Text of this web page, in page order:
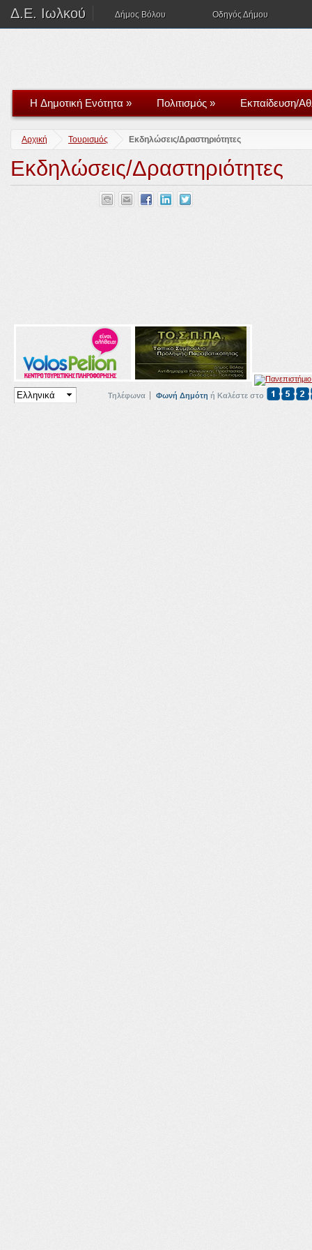
Δ.Ε. Ιωλκού Δήμος Βόλου Οδηγός Δήμου
H Δημοτική Ενότητα » Πολιτισμός » Εκπαίδευση/
Αρχική Τουρισμός Εκδηλώσεις/Δραστηριότητες
Εκδηλώσεις/Δραστηριότητες
Τηλέφωνα Φωνή Δημότη ή Καλέστε στο